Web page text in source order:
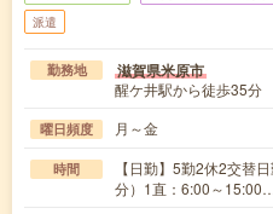
派遣
勤務地 滋賀県米原市
醒ケ井駅から徒歩35分
曜日頻度 月～金
時間
【日勤】5勤2休2交替
分）1直：6:00～